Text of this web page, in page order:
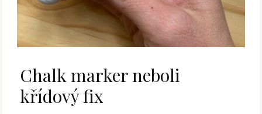
Chalk marker neboli
křídový fix